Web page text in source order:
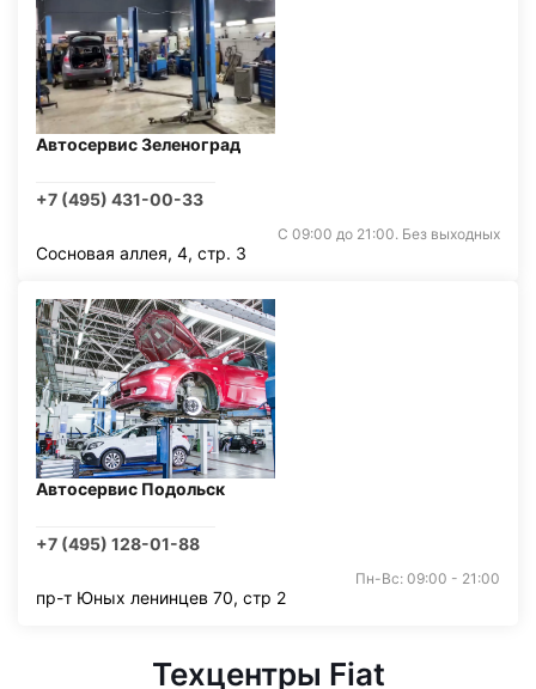
Автосервис Зеленоград
+7 (495) 431-00-33
С 09:00 до 21:00. Без выходных
Сосновая аллея, 4, стр. 3
Автосервис Подольск
+7 (495) 128-01-88
Пн-Вс: 09:00 - 21:00
пр-т Юных ленинцев 70, стр 2
Техцентры Fiat